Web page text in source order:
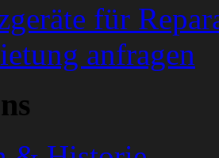
für
anfragen